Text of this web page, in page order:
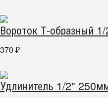
Вороток Т-образный
370 ₽
Удлинитель 1/2"